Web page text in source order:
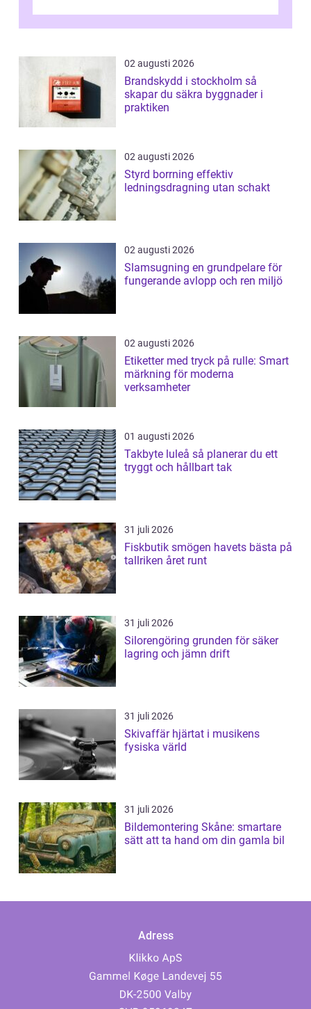
02 augusti 2026
Brandskydd i stockholm så
skapar du säkra byggnader i
praktiken
02 augusti 2026
Styrd borrning effektiv
ledningsdragning utan schakt
02 augusti 2026
Slamsugning en grundpelare för
fungerande avlopp och ren miljö
02 augusti 2026
Etiketter med tryck på rulle: Smart
märkning för moderna
verksamheter
01 augusti 2026
Takbyte luleå så planerar du ett
tryggt och hållbart tak
31 juli 2026
Fiskbutik smögen havets bästa på
tallriken året runt
31 juli 2026
Silorengöring grunden för säker
lagring och jämn drift
31 juli 2026
Skivaffär hjärtat i musikens
fysiska värld
31 juli 2026
Bildemontering Skåne: smartare
sätt att ta hand om din gamla bil
Adress